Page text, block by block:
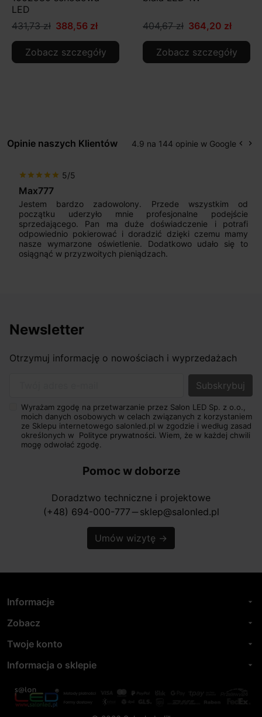
LED
431,73 zł 388,56 zł
Zobacz szczegóły
404,67 zł 364,20 zł
Zobacz szczegóły
Opinie naszych Klientów 4.9 na 144 opinie w Google keyboard_arrow_left keyboard_arrow_right
starstarstarstarstar 5/5
Max777
Jestem bardzo zadowolony. Przede wszystkim od
początku uderzyło mnie profesjonalne podejście
sprzedającego. Pan ma duże doświadczenie i potrafi
odpowiednio pokierować i doradzić dzięki czemu mamy
nasze wymarzone oświetlenie. Dodatkowo udało się to
osiągnąć w przyzwoitych pieniądzach.
Newsletter
Otrzymuj informację o nowościach i wyprzedażach
Wyrażam zgodę na przetwarzanie przez Salon LED Sp. z o.o.,
moich danych osobowych w celach związanych z korzystaniem
ze Sklepu internetowego salonled.pl w zgodzie i według zasad
określonych w Polityce prywatności. Wiem, że w każdej chwili
mogę odwołać zgodę.
Pomoc w doborze
Doradztwo techniczne i projektowe
(+48) 694-000-777 horizontal_rule sklep@salonled.pl
Umów wizytę →
Informacje arrow_drop_down
Zobacz arrow_drop_down
Twoje konto arrow_drop_down
Informacja o sklepie arrow_drop_down